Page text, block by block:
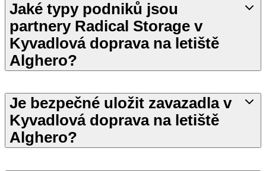
Jaké typy podniků jsou
partnery Radical Storage v
Kyvadlová doprava na letiště
Alghero?
Je bezpečné uložit zavazadla v
Kyvadlová doprava na letiště
Alghero?